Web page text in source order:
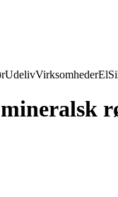
UdelivVirksomhederEl